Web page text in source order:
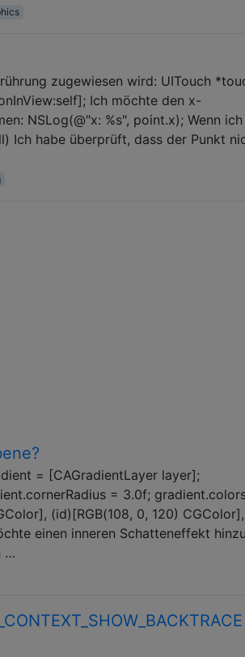
zugewiesen wird: UITouch
Ich möchte den x-
NSLog(@"x: %s", point.x); Wenn
Ich habe überprüft, dass der Punkt
= [CAGradientLayer layer];
= 3.0f;
(id)[RGB(108, 0, 120)
einen inneren Schatteneffekt
…